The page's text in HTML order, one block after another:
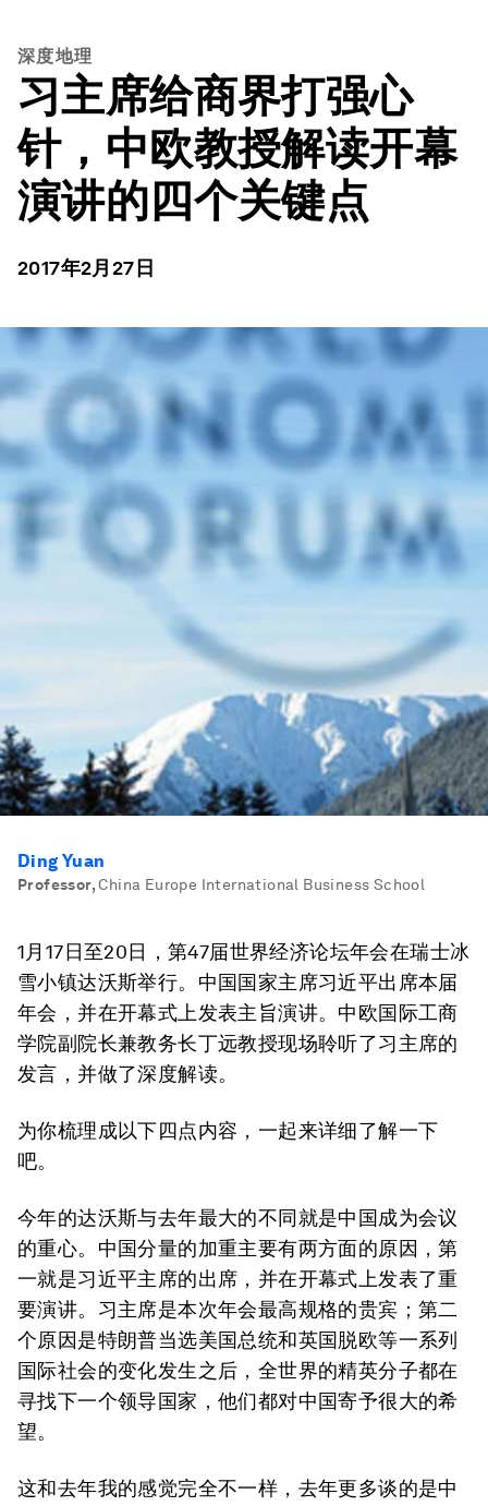
深度地理
习主席给商界打强心
针，中欧教授解读开幕
演讲的四个关键点
2017年2月27日
Ding Yuan
Professor, China Europe International Business School
1月17日至20日，第47届世界经济论坛年会在瑞士冰
雪小镇达沃斯举行。中国国家主席习近平出席本届
年会，并在开幕式上发表主旨演讲。中欧国际工商
学院副院长兼教务长丁远教授现场聆听了习主席的
发言，并做了深度解读。
为你梳理成以下四点内容，一起来详细了解一下
吧。
今年的达沃斯与去年最大的不同就是中国成为会议
的重心。中国分量的加重主要有两方面的原因，第
一就是习近平主席的出席，并在开幕式上发表了重
要演讲。习主席是本次年会最高规格的贵宾；第二
个原因是特朗普当选美国总统和英国脱欧等一系列
国际社会的变化发生之后，全世界的精英分子都在
寻找下一个领导国家，他们都对中国寄予很大的希
望。
这和去年我的感觉完全不一样，去年更多谈的是中